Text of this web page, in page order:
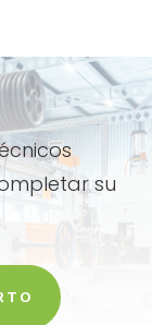
su